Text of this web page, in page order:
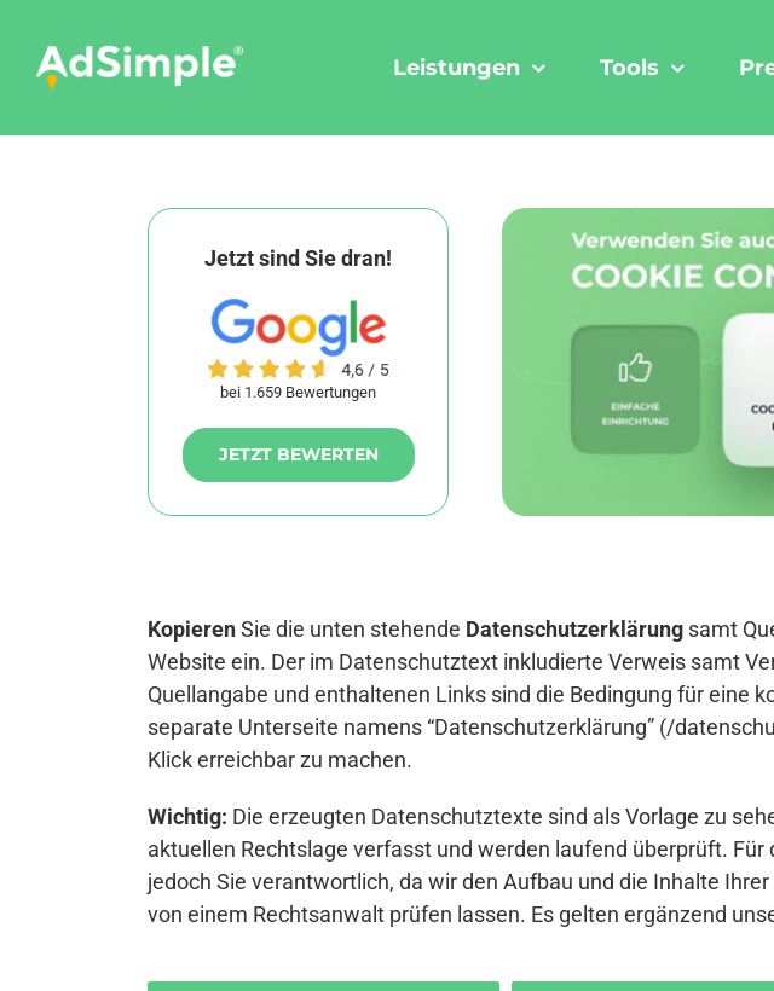
content
Leistungen Tools
Jetzt sind Sie dran!
bei 1.659 Bewertungen
JETZT BEWERTEN
KopierenSie die unten stehende Datenschutzerklärung samt
Website ein. Der im Datenschutztext inkludierte Verweis samt
Quellangabe und enthaltenen Links sind die Bedingung für eine
separate Unterseite namens “Datenschutzerklärung” (/
Klick erreichbar zu machen.
Wichtig: Die erzeugten Datenschutztexte sind als Vorlage zu
aktuellen Rechtslage verfasst und werden laufend überprüft.
jedoch Sie verantwortlich, da wir den Aufbau und die Inhalte
von einem Rechtsanwalt prüfen lassen. Es gelten ergänzend